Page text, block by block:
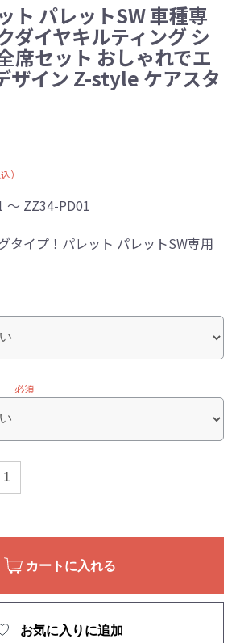
ト パレットSW 車種専
ダイヤキルティング シ
席セット おしゃれでエ
ザイン Z-style ケアスタ
）
～ ZZ34-PD01
タイプ！パレット パレットSW専用
必須
カートに入れる
お気に入りに追加